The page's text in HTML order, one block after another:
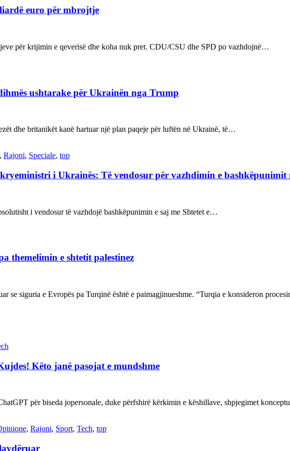
euro për mbrojtje
për krijimin e qeverisë dhe koha nuk pret. CDU/CSU dhe SPD po vazhdojnë…
ushtarake për Ukrainën nga Trump
dhe britanikët kanë hartuar një plan paqeje për luftën në Ukrainë, të…
, Rajoni, Speciale, top
i Ukrainës: Të vendosur për vazhdimin e bashkëpunimit
i vendosur të vazhdojë bashkëpunimin e saj me Shtetet e…
themelimin e shtetit palestinez
se siguria e Evropës pa Turqinë është e paimagjinueshme. “Turqia e konsideron
Këto janë pasojat e mundshme
për biseda jopersonale, duke përfshirë kërkimin e këshillave, shpjegimet
, Rajoni, Sport, Tech, top